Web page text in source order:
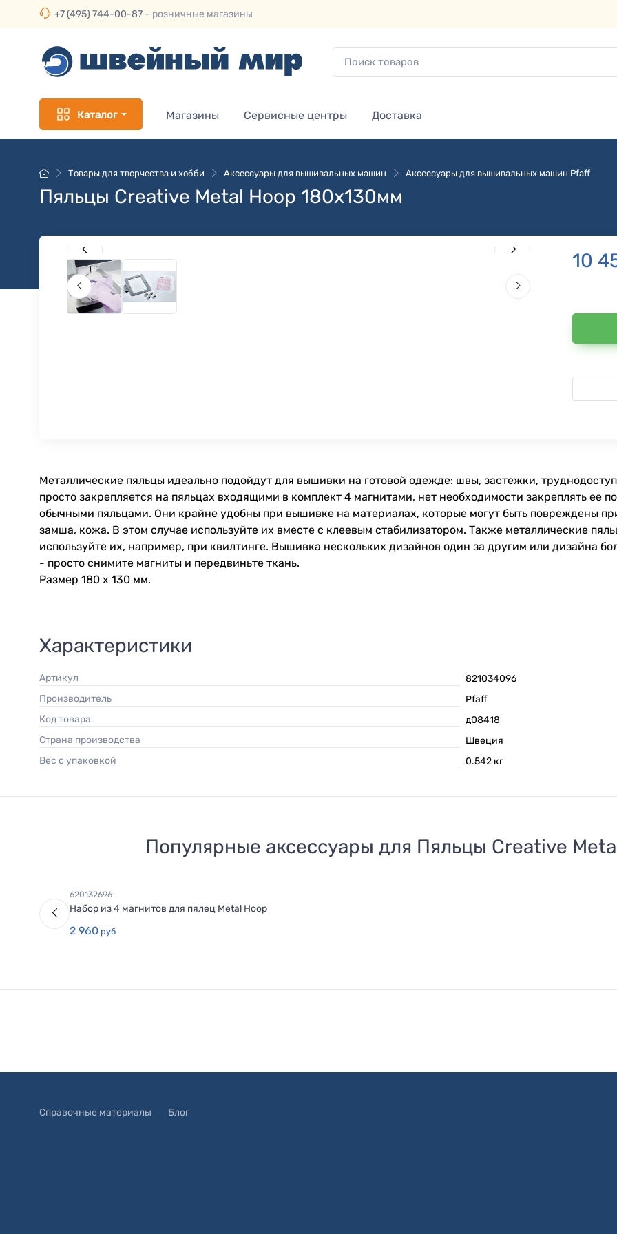
+7 (495) 744-00-87 – розничные магазины
Каталог Магазины Сервисные центры Доставка
Товары для творчества и хобби Аксессуары для вышивальных машин Аксессуары для вышивальных машин Pfaff
Пяльцы Creative Metal Hoop 180x130мм
10
Металлические пяльцы идеально подойдут для вышивки на готовой одежде: швы, застежки,
просто закрепляется на пяльцах входящими в комплект 4 магнитами, нет необходимости закреплять ее
обычными пяльцами. Они крайне удобны при вышивке на материалах, которые могут быть повреждены
замша, кожа. В этом случае используйте их вместе с клеевым стабилизатором. Также металлические
используйте их, например, при квилтинге. Вышивка нескольких дизайнов один за другим или дизайна
- просто снимите магниты и передвиньте ткань.
Размер 180 х 130 мм.
Характеристики
Артикул
821034096
Производитель
Pfaff
Код товара
д08418
Страна производства
Швеция
Вес с упаковкой
0.542 кг
Популярные аксессуары для Пяльцы Creative
620132696
Набор из 4 магнитов для пялец Metal Hoop
2 960 руб
Справочные материалы Блог